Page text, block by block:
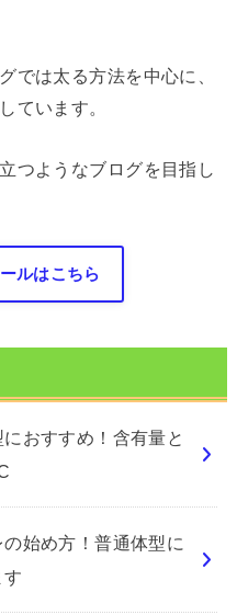
では太る方法を中心に、
ています。
つようなブログを目指し
ルはこちら
おすすめ！含有量と
の始め方！普通体型に